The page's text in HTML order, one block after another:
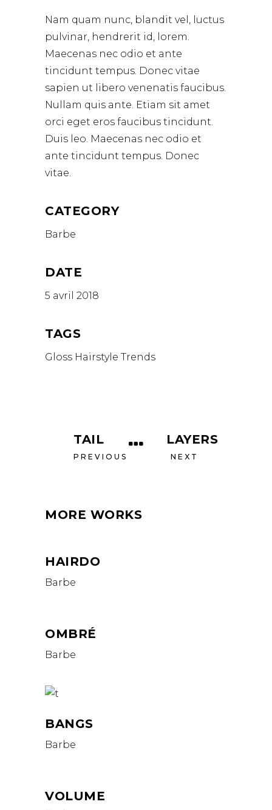
Nam quam nunc, blandit vel, luctus
pulvinar, hendrerit id, lorem.
Maecenas nec odio et ante
tincidunt tempus. Donec vitae
sapien ut libero venenatis faucibus.
Nullam quis ante. Etiam sit amet
orci eget eros faucibus tincidunt.
Duis leo. Maecenas nec odio et
ante tincidunt tempus. Donec
vitae.
CATEGORY
Barbe
DATE
5 avril 2018
TAGS
Gloss Hairstyle Trends
TAIL
PREVIOUS
LAYERS
NEXT
MORE WORKS
HAIRDO
Barbe
OMBRÉ
Barbe
BANGS
Barbe
VOLUME